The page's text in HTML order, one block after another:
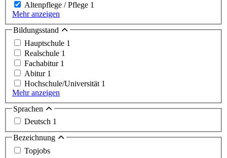
Altenpflege / Pflege 1
Mehr anzeigen
Bildungsstand
Hauptschule 1
Realschule 1
Fachabitur 1
Abitur 1
Hochschule/Universität 1
Mehr anzeigen
Sprachen
Deutsch 1
Bezeichnung
Topjobs